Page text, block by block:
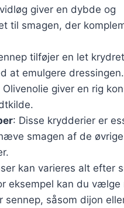
giver en dybde og
til smagen, der
tilføjer en let
at emulgere dressingen.
Olivenolie giver en rig
: Disse krydderier er
smagen af de øvrige
kan varieres alt efter
eksempel kan du vælge
sennep, såsom dijon